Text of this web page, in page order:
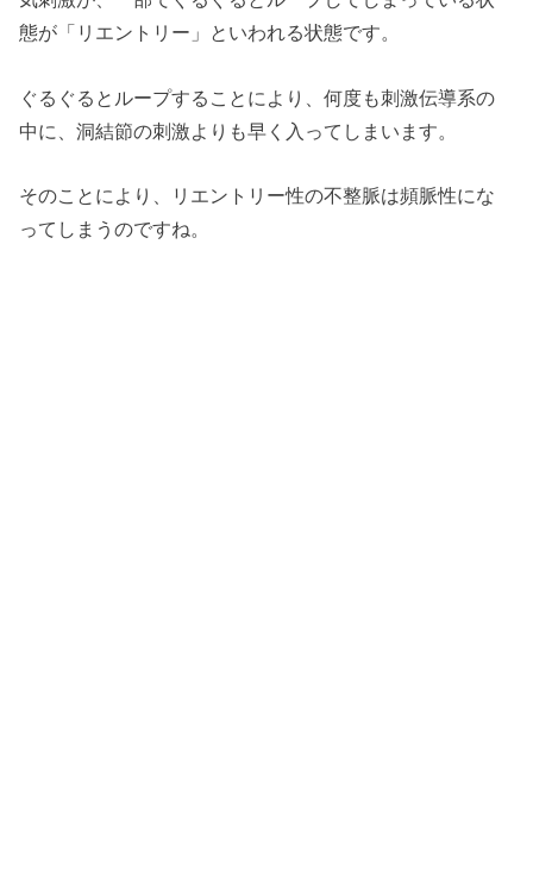
態が「リエントリー」といわれる状態です。
ぐるぐるとループすることにより、何度も刺激伝導系の
中に、洞結節の刺激よりも早く入ってしまいます。
そのことにより、リエントリー性の不整脈は頻脈性にな
ってしまうのですね。